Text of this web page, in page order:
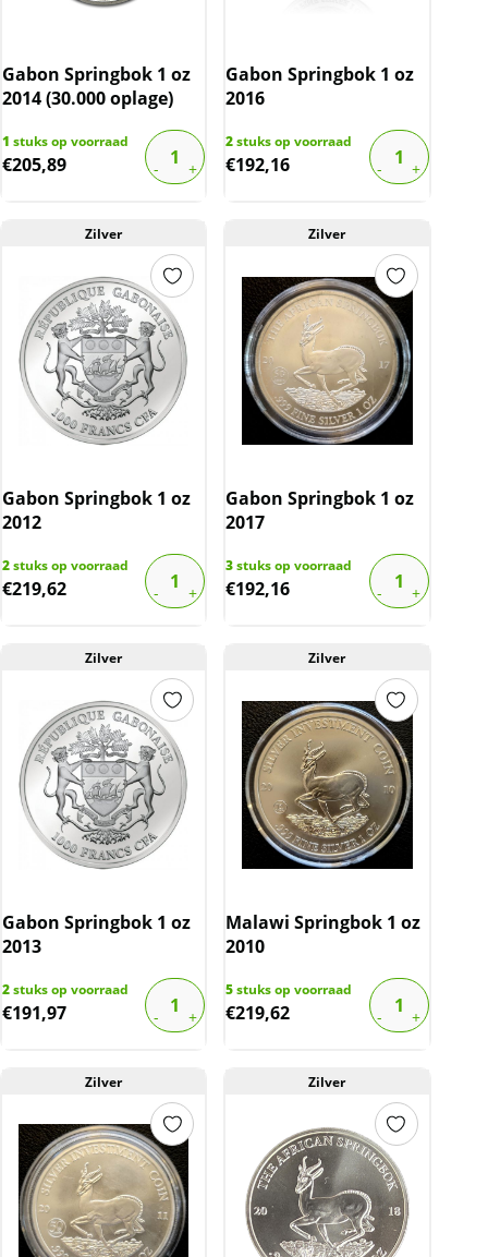
Gabon Springbok 1 oz
2014 (30.000 oplage)
1 stuks op voorraad
€205,89
Gabon Springbok 1 oz
2016
2stuks op voorraad
€192,16
Zilver
Gabon Springbok 1 oz
2012
2stuks op voorraad
€219,62
Zilver
Gabon Springbok 1 oz
2017
3stuks op voorraad
€192,16
Zilver
Gabon Springbok 1 oz
2013
2stuks op voorraad
€191,97
Zilver
Malawi Springbok 1 oz
2010
5stuks op voorraad
€219,62
Zilver Zilver